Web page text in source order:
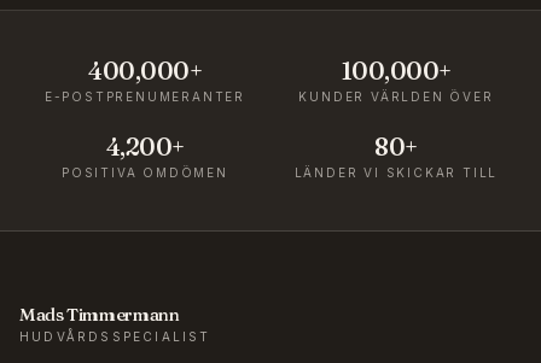
400,000+
E-POSTPRENUMERANTER
100,000+
KUNDER VÄRLDEN ÖVER
4,200+
POSITIVA OMDÖMEN
80+
LÄNDER VI SKICKAR TILL
Mads Timmermann
HUDVÅRDSSPECIALIST